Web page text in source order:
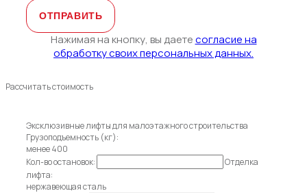
Нажимая на кнопку, вы даетесогласие на
обработку своих персональных данных.
Рассчитать стоимость
Эксклюзивные лифты для малоэтажного строительства
Грузоподъемность (кг):
менее 400
Кол-во остановок:
Отделка
лифта:
нержавеющая сталь